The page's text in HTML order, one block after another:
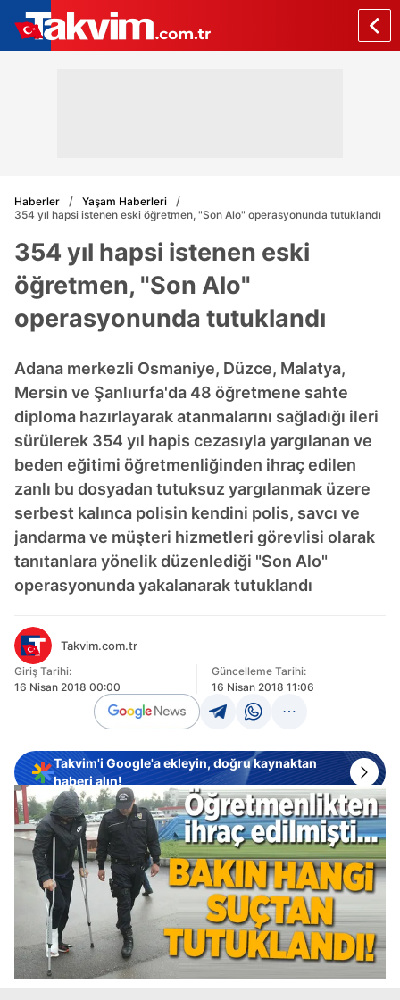
Haberler
Yaşam Haberleri
354 yıl hapsi istenen eski öğretmen, "Son Alo" operasyonunda tutuklandı
354 yıl hapsi istenen eski
öğretmen, "Son Alo"
operasyonunda tutuklandı
Adana merkezli Osmaniye, Düzce, Malatya,
Mersin ve Şanlıurfa'da 48 öğretmene sahte
diploma hazırlayarak atanmalarını sağladığı ileri
sürülerek 354 yıl hapis cezasıyla yargılanan ve
beden eğitimi öğretmenliğinden ihraç edilen
zanlı bu dosyadan tutuksuz yargılanmak üzere
serbest kalınca polisin kendini polis, savcı ve
jandarma ve müşteri hizmetleri görevlisi olarak
tanıtanlara yönelik düzenlediği "Son Alo"
operasyonunda yakalanarak tutuklandı
Takvim.com.tr
Giriş Tarihi:
16 Nisan 2018 00:00
Güncelleme Tarihi:
16 Nisan 2018 11:06
Takvim'i Google'a ekleyin, doğru kaynaktan
haberi alın!